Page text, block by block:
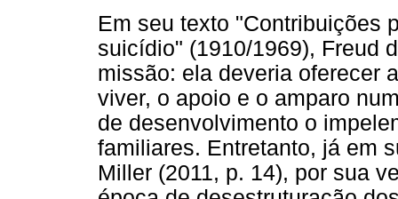
Em seu texto "Contribuições
suicídio" (1910/1969), Freud
missão: ela deveria oferecer
viver, o apoio e o amparo
de desenvolvimento o
familiares. Entretanto, já em
Miller (2011, p. 14), por sua